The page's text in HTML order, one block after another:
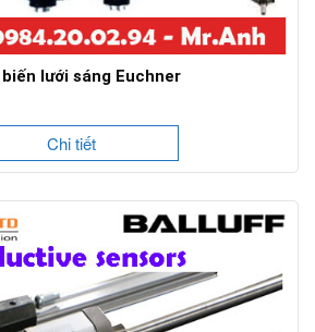
biến lưới sáng Euchner
Chi tiết